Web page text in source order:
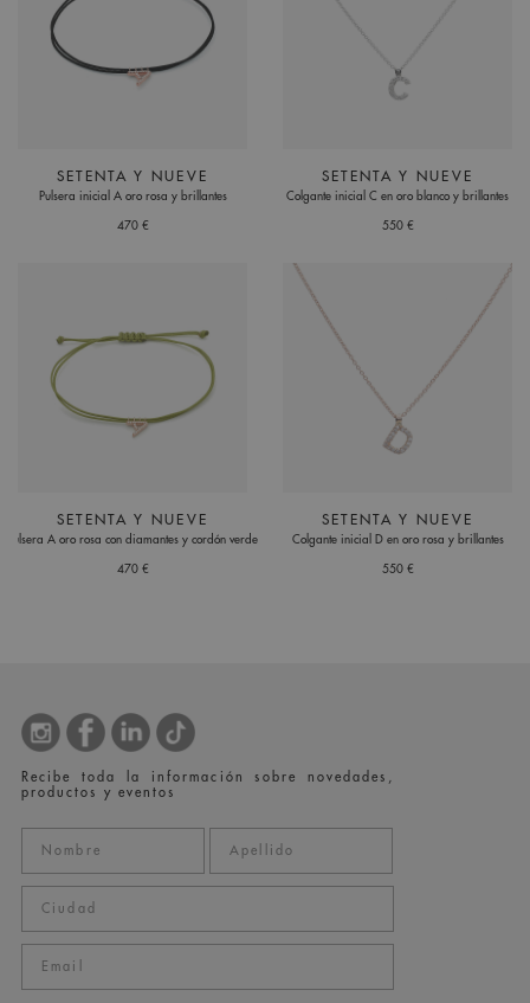
SETENTA Y NUEVE
Pulsera inicial A oro rosa y brillantes
470 €
SETENTA Y NUEVE
Colgante inicial C en oro blanco y brillantes
550 €
SETENTA Y NUEVE
Pulsera A oro rosa con diamantes y cordón verde
470 €
SETENTA Y NUEVE
Colgante inicial D en oro rosa y brillantes
550 €
Recibe toda la información sobre novedades,
productos y eventos